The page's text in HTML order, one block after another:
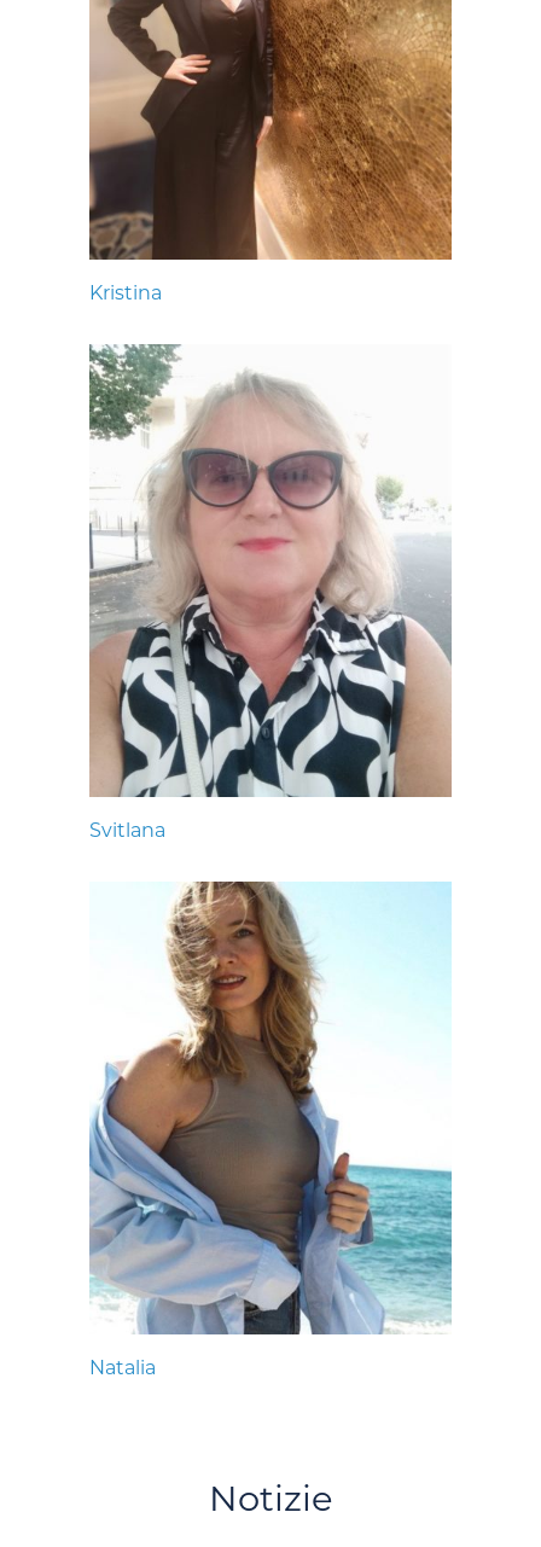
Kristina
Svitlana
Natalia
Notizie